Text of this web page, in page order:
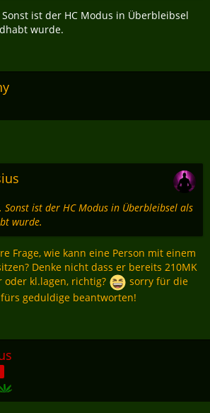
Sonst ist der HC Modus in Überbleibsel
wurde.
Sonst ist der HC Modus in Überbleibsel als
wurde.
Frage, wie kann eine Person mit einem
Denke nicht dass er bereits 210MK
kl.lagen, richtig?
sorry für die
geduldige beantworten!